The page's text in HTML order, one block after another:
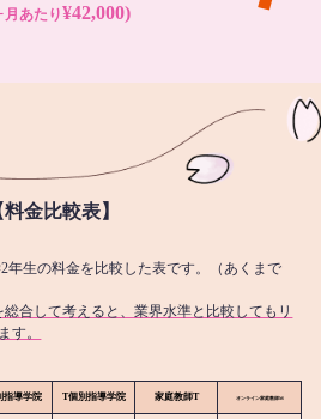
月あたり¥42,000)
料金比較表】
年生の料金を比較した表です。（あくまで
合して考えると、業界水準と比較してもリ
す。
指導学院 T個別指導学院 家庭教師T オンライン家庭教師M